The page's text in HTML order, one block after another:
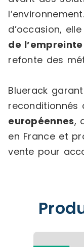
d’occasion,
de
refonte des
Bluerack
reconditionnés
européennes,
en France et
vente pour